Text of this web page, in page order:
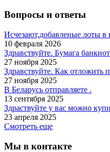
Вопросы и ответы
Исчезают,добавленые лоты в
10 февраля 2026
Здравствуйте. Бумага
27 ноября 2025
Здравствуйте. Как отложить
27 ноября 2025
В Беларусь отправляете .
13 сентября 2025
Здраствуйте у вас можно
23 апреля 2025
Смотреть еще
Мы в контакте